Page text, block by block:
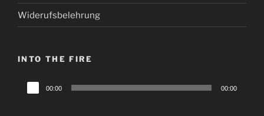
Widerufsbelehrung
INTO THE FIRE
Audio-
Player
00:00 00:00